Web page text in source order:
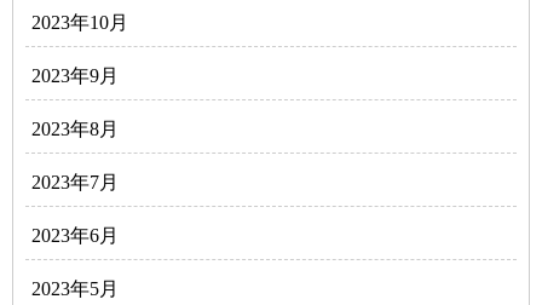
2023年10月
2023年9月
2023年8月
2023年7月
2023年6月
2023年5月